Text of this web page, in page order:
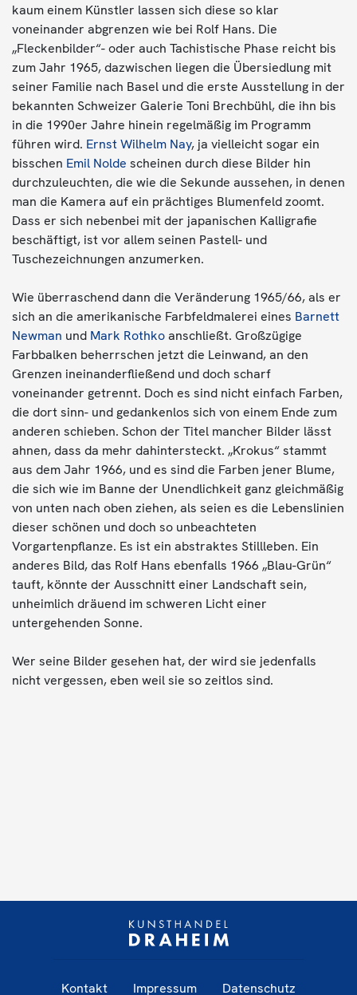
kaum einem Künstler lassen sich diese so klar
voneinander abgrenzen wie bei Rolf Hans. Die
„Fleckenbilder“- oder auch Tachistische Phase reicht bis
zum Jahr 1965, dazwischen liegen die Übersiedlung mit
seiner Familie nach Basel und die erste Ausstellung in der
bekannten Schweizer Galerie Toni Brechbühl, die ihn bis
in die 1990er Jahre hinein regelmäßig im Programm
führen wird. Ernst Wilhelm Nay, ja vielleicht sogar ein
bisschen Emil Nolde scheinen durch diese Bilder hin
durchzuleuchten, die wie die Sekunde aussehen, in denen
man die Kamera auf ein prächtiges Blumenfeld zoomt.
Dass er sich nebenbei mit der japanischen Kalligrafie
beschäftigt, ist vor allem seinen Pastell- und
Tuschezeichnungen anzumerken.
Wie überraschend dann die Veränderung 1965/66, als er
sich an die amerikanische Farbfeldmalerei eines Barnett
Newman und Mark Rothkoanschließt. Großzügige
Farbbalken beherrschen jetzt die Leinwand, an den
Grenzen ineinanderfließend und doch scharf
voneinander getrennt. Doch es sind nicht einfach Farben,
die dort sinn- und gedankenlos sich von einem Ende zum
anderen schieben. Schon der Titel mancher Bilder lässt
ahnen, dass da mehr dahintersteckt. „Krokus“ stammt
aus dem Jahr 1966, und es sind die Farben jener Blume,
die sich wie im Banne der Unendlichkeit ganz gleichmäßig
von unten nach oben ziehen, als seien es die Lebenslinien
dieser schönen und doch so unbeachteten
Vorgartenpflanze. Es ist ein abstraktes Stillleben. Ein
anderes Bild, das Rolf Hans ebenfalls 1966 „Blau-Grün“
tauft, könnte der Ausschnitt einer Landschaft sein,
unheimlich dräuend im schweren Licht einer
untergehenden Sonne.
Wer seine Bilder gesehen hat, der wird sie jedenfalls
nicht vergessen, eben weil sie so zeitlos sind.
Kontakt Impressum Datenschutz